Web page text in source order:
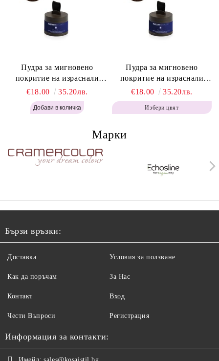
Пудра за мигновено
покритие на израснали
корени Топло Кафяво -
Labor Pro Instant Retouch
Powder - Warm Brown H643
€18.00 35.20лв.
Пудра за мигновено
покритие на израснали
корени Кафяво - Labor Pro
Instant Retouch Powder -
Brown H642
€18.00 35.20лв.
Избери цвят
Марки
Бързи връзки:
Доставка
Как да поръчам
Контакт
Чести Въпроси
Условия за ползване
За Нас
Вход
Регистрация
Информация за контакти: